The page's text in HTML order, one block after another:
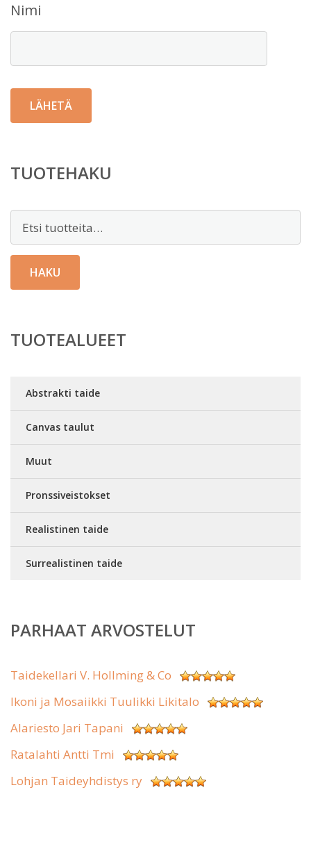
Nimi
TUOTEHAKU
HAKU
TUOTEALUEET
Abstrakti taide
Canvas taulut
Muut
Pronssiveistokset
Realistinen taide
Surrealistinen taide
PARHAAT ARVOSTELUT
Taidekellari V. Hollming & Co
Ikoni ja Mosaiikki Tuulikki Likitalo
Alariesto Jari Tapani
Ratalahti Antti Tmi
Lohjan Taideyhdistys ry